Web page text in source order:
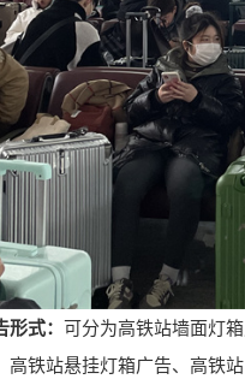
式： 可分为高铁站墙面灯
高铁站悬挂灯箱广告、高铁